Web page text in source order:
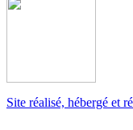
Site réalisé, hébergé et